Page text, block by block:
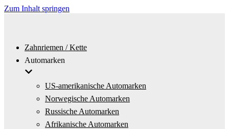
Zum Inhalt springen
Zahnriemen / Kette
Automarken
US-amerikanische Automarken
Norwegische Automarken
Russische Automarken
Afrikanische Automarken